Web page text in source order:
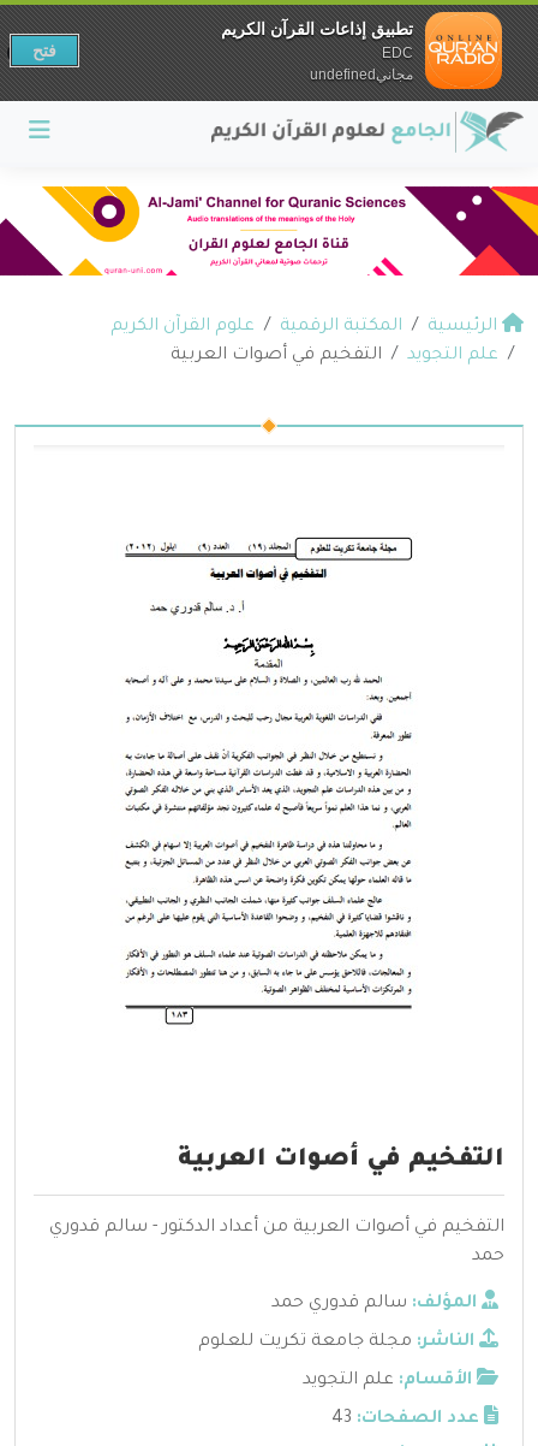
الرئيسية المكتبة الرقمية
علوم القرآن الكريم
علم التجويد
التفخيم في أصوات العربية
التفخيم في أصوات العربية
التفخيم في أصوات العربية من أعداد الدكتور - سالم قدوري
حمد
المؤلف: سالم قدوري حمد
الناشر: مجلة جامعة تكريت للعلوم
الأقسام: علم التجويد
عدد الصفحات: 43
تطبيق إذاعات القرآن الكريم
EDC
مجانيundefined
فتح